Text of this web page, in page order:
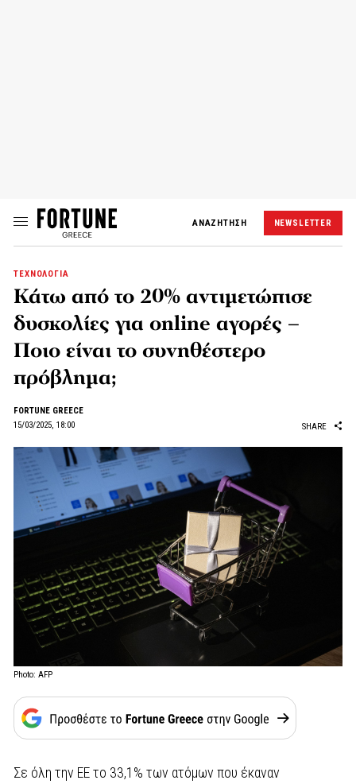
ΑΝΑΖΗΤΗΣΗ NEWSLETTER
ΤΕΧΝΟΛΟΓΙΑ
Κάτω από το 20% αντιμετώπισε
δυσκολίες για online αγορές –
Ποιο είναι το συνηθέστερο
πρόβλημα;
FORTUNE GREECE
15/03/2025, 18:00
SHARE
Photo: AFP
Σε όλη την ΕΕ το 33,1% των ατόμων που έκαναν